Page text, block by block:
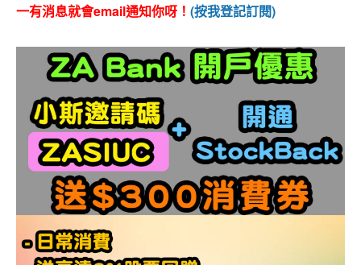
一有消息就會email通知你呀！ (按我登記訂閱)